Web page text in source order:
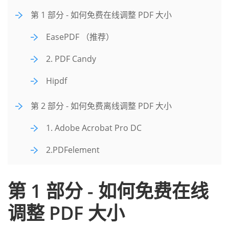
第 1 部分 - 如何免费在线调整 PDF 大小
EasePDF （推荐）
2. PDF Candy
Hipdf
第 2 部分 - 如何免费离线调整 PDF 大小
1. Adobe Acrobat Pro DC
2.PDFelement
第 1 部分 - 如何免费在线
调整 PDF 大小